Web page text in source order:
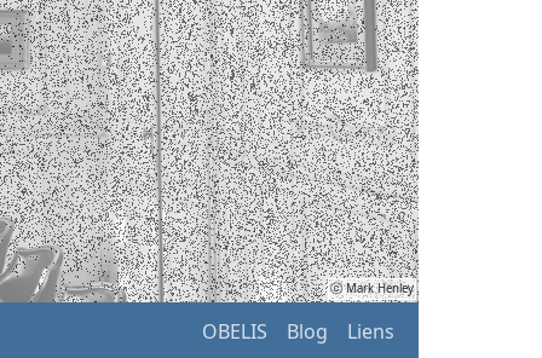
ⓒ Mark Henley
OBELIS Blog Liens